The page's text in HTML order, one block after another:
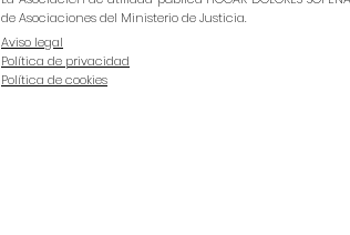
de Asociaciones del Ministerio de Justicia.
Aviso legal
Política de privacidad
Política de cookies